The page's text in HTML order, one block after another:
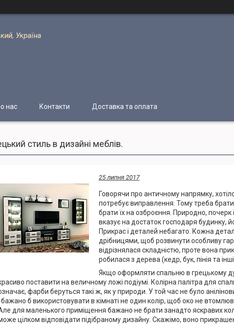
Україна
нас Контакти Доставка та оплата
стиль в дизайні меблів.
25 липня 2017
Говорячи про античному напрямку,
потребує виправлення. Тому треба
брати їх на озброєння. Природно,
вказує на достаток господаря будинку,
Прикрас і деталей небагато. Кожна
дрібницями, щоб розвинути особливу
відрізнялася складністю, проте вона
робилася з дерева (кедр, бук, пінія та
Якщо оформляти спальню в грецькому
поставити на величному ложі подіумі. Колірна палітра для
фарби беруться такі ж, як у природи. У той час не було
І бажано б використовувати в кімнаті не один колір, щоб око не
для маленького приміщення бажано не брати занадто яскравих
цілком відповідати підібраному дизайну. Скажімо, воно